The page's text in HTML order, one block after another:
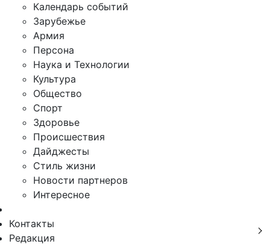
Календарь событий
Зарубежье
Армия
Персона
Наука и Технологии
Культура
Общество
Спорт
Здоровье
Происшествия
Дайджесты
Стиль жизни
Новости партнеров
Интересное
Контакты
Редакция